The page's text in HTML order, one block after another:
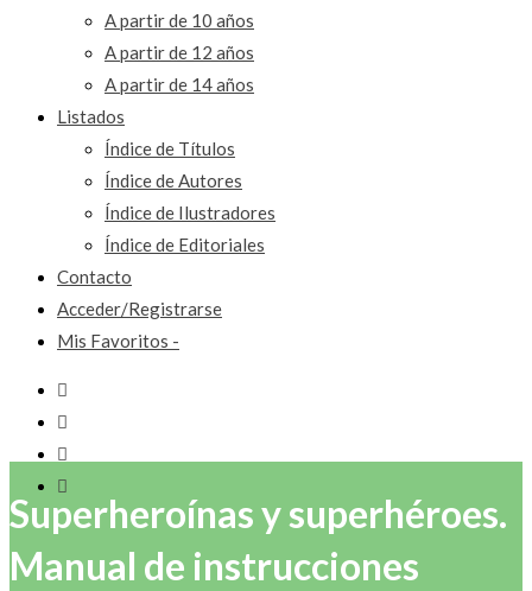
A partir de 10 años
A partir de 12 años
A partir de 14 años
Listados
Índice de Títulos
Índice de Autores
Índice de Ilustradores
Índice de Editoriales
Contacto
Acceder/Registrarse
Mis Favoritos -
Superheroínas y superhéroes.
Manual de instrucciones